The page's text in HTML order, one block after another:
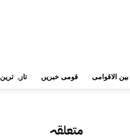
تازہ ترین قومی خبریں بین الاقوامی
متعلقہ